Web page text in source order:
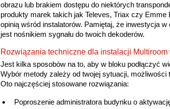
obrazu lub brakiem dostępu do niektórych
produkty marek takich jak Televes, Triax czy
opinią wśród instalatorów. Pamiętaj, że inwestycja
jest nośnikiem sygnału do twoich dekoderów.
Rozwiązania techniczne dla instalacji Multiroom
Jest kilka sposobów na to, aby w bloku podłączyć
Wybór metody zależy od twojej sytuacji, możliwości
Oto najczęściej stosowane rozwiązania:
Poproszenie administratora budynku o